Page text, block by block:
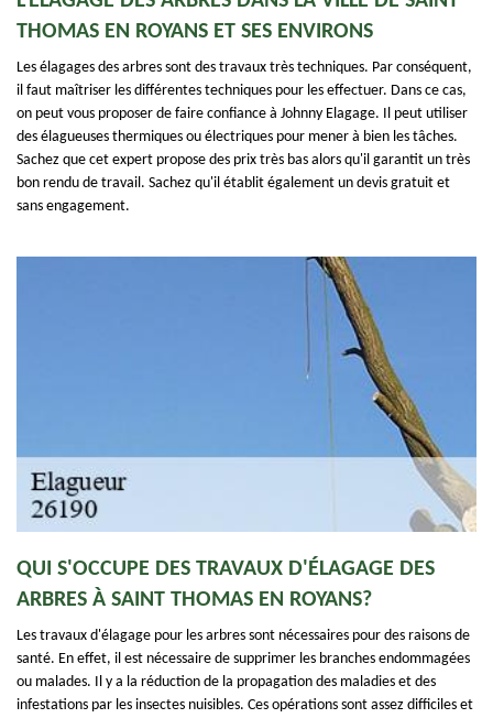
THOMAS EN ROYANS ET SES ENVIRONS
Les élagages des arbres sont des travaux très techniques. Par conséquent,
il faut maîtriser les différentes techniques pour les effectuer. Dans ce cas,
on peut vous proposer de faire confiance à Johnny Elagage. Il peut utiliser
des élagueuses thermiques ou électriques pour mener à bien les tâches.
Sachez que cet expert propose des prix très bas alors qu'il garantit un très
bon rendu de travail. Sachez qu'il établit également un devis gratuit et
sans engagement.
QUI S'OCCUPE DES TRAVAUX D'ÉLAGAGE DES
ARBRES À SAINT THOMAS EN ROYANS?
Les travaux d'élagage pour les arbres sont nécessaires pour des raisons de
santé. En effet, il est nécessaire de supprimer les branches endommagées
ou malades. Il y a la réduction de la propagation des maladies et des
infestations par les insectes nuisibles. Ces opérations sont assez difficiles et